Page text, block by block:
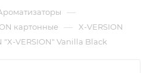
—
картонные — X-VERSION
"X-VERSION" Vanilla Black